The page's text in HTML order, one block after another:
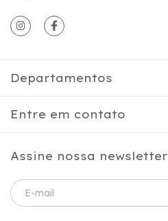
Departamentos
Entre em contato
Assine nossa newsletter